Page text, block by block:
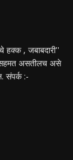
, जबाबदारी''
सहमत असतीलच असे
संपर्क :-